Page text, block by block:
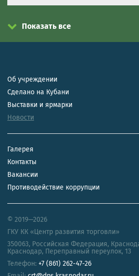
Показать все
Об учреждении
Сделано на Кубани
Выставки и ярмарки
Новости
Галерея
Контакты
Вакансии
Противодействие коррупции
© 2019—2026
ГКУ КК «Центр развития торговли»
350063, Российская Федерация,
Краснодар, Переправный переулок, 13
Телефон: +7 (861) 262-47-26